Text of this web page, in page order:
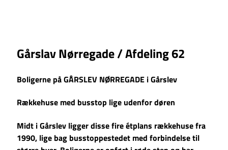
Gårslav Nørregade / Afdeling 62
Boligerne på GÅRSLEV NØRREGADE i Gårslev
Rækkehuse med busstop lige udenfor døren
Midt i Gårslev ligger disse fire étplans rækkehuse fra
1990, lige bag busstoppestedet med forbindelse til